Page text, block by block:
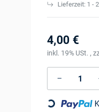
Lieferzeit: 1 -
4,00 €
inkl. 19% USt. ,
Loading...